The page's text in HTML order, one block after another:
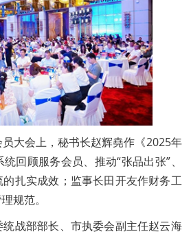
大会上，秘书长赵辉堯作《2025年
回顾服务会员、推动“张品出张”、
扎实成效；监事长田开友作财务工
规范。
战部部长、市执委会副主任赵云海